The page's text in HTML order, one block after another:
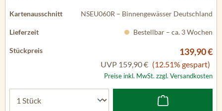
NSEU060R – Binnengewässer Deutschland
Bestellbar – ca. 3 Wochen
139,90 €
UVP 159,90 € (12.51% gespart)
Preise inkl. MwSt. zzgl. Versandkosten